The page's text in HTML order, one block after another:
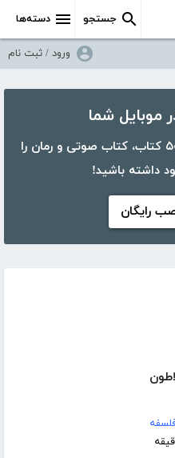
دسته‌ها جستجو
ورود / ثبت نام
با اپلیکیشن کتابراه، بیش از ۵۰،۰۰۰ کتاب، کتاب صوتی و رمان را
داشته باشید!
رایگان